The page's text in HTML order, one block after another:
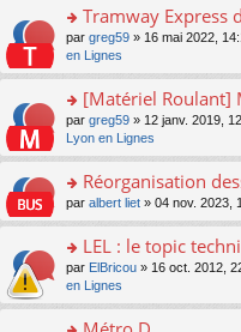
c
e
nt
u
s
ré
c
e
e
n
o
n
lu
pl
ré
c
e
e
s
s
e
n
o
n
lu
pl
s
ré
c
e
ult
er
le
m
e
s
s
e
n
o
n
le
o
n
s
er
le
m
e
s
s
e
n
o
n
lu
Tramway Express
par greg59 » 16 mai 2022,
en Lignes
o
s
er
le
m
e
s
s
[Matériel Roulant]
par greg59 » 12 janv. 2019,
Lyon en Lignes
o
n
ult
er
le
m
e
Réorganisation
par albert liet » 04 nov. 2023,
o
n
s
LEL : le topic
par ElBricou » 16 oct. 2012,
en Lignes